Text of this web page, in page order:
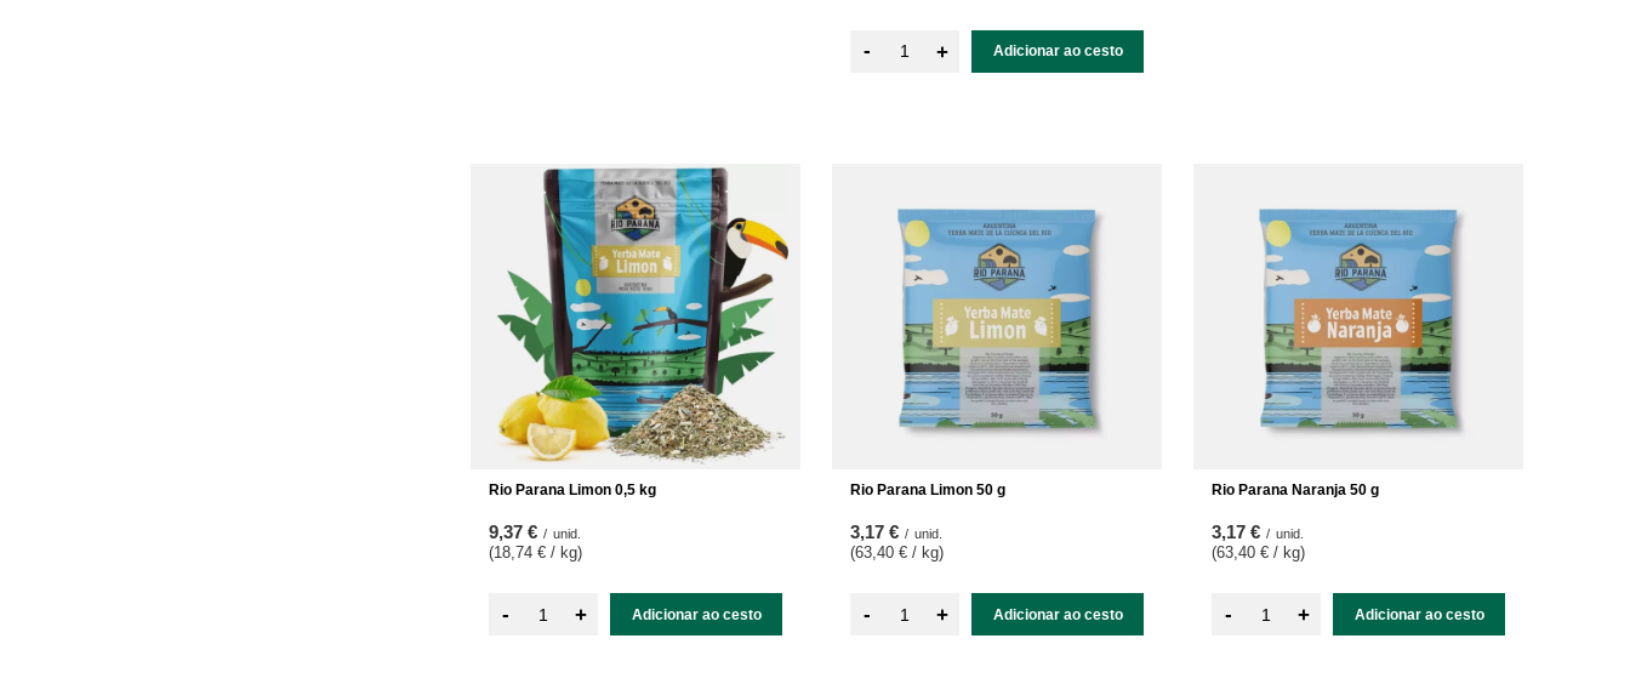
- + Adicionar ao cesto
Rio Parana Limon 0,5 kg
9,37 € / unid.
(18,74 € / kg)
- + Adicionar ao cesto
Rio Parana Limon 50 g
3,17 € / unid.
(63,40 € / kg)
- + Adicionar ao cesto
Rio Parana Naranja 50 g
3,17 € / unid.
(63,40 € / kg)
- + Adicionar ao cesto